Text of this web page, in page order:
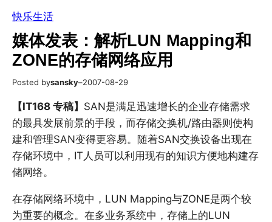
快乐生活
媒体发表：解析LUN Mapping和
ZONE的存储网络应用
Posted bysansky–2007-08-29
【IT168 专稿】 SAN是满足迅速增长的企业存储需求
的最具发展前景的手段，而存储交换机/路由器则使构
建和管理SAN变得更容易。随着SAN交换设备出现在
存储环境中，IT人员可以利用现有的知识方便地构建存
储网络。
在存储网络环境中，LUN Mapping与ZONE是两个较
为重要的概念。在多业务系统中，存储上的LUN